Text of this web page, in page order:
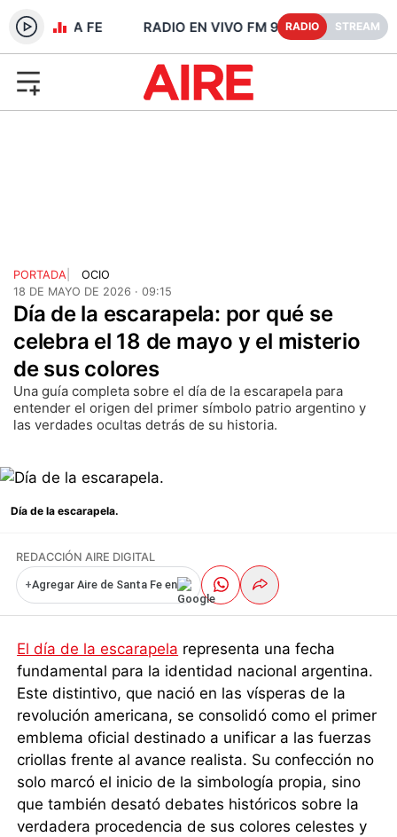
- SANTA FE RADIO STREAM
PORTADA
OCIO
18 DE MAYO DE 2026 · 09:15
Día de la escarapela: por qué se
celebra el 18 de mayo y el misterio
de sus colores
Una guía completa sobre el día de la escarapela para
entender el origen del primer símbolo patrio argentino y
las verdades ocultas detrás de su historia.
Día de la escarapela.
REDACCIÓN AIRE DIGITAL
+Agregar Aire de Santa Fe en
El día de la escarapela representa una fecha
fundamental para la identidad nacional argentina.
Este distintivo, que nació en las vísperas de la
revolución americana, se consolidó como el primer
emblema oficial destinado a unificar a las fuerzas
criollas frente al avance realista. Su confección no
solo marcó el inicio de la simbología propia, sino
que también desató debates históricos sobre la
verdadera procedencia de sus colores celestes y